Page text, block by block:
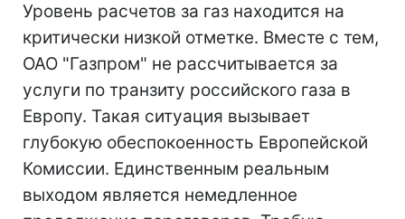
Уровень расчетов за газ находится на
критически низкой отметке. Вместе с тем,
ОАО "Газпром" не рассчитывается за
услуги по транзиту российского газа в
Европу. Такая ситуация вызывает
глубокую обеспокоенность Европейской
Комиссии. Единственным реальным
выходом является немедленное